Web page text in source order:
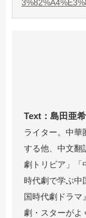
Text：島田亜
ライター。中華
する他、中文翻
劇トリビア」「
時代劇で学ぶ中
国時代劇ドラ
劇・スターがよ